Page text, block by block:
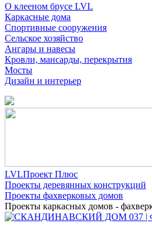
О клееном брусе LVL
Каркасные дома
Спортивные сооружения
Сельское хозяйство
Ангары и навесы
Кровли, мансарды, перекрытия
Мосты
Дизайн и интерьер
LVLПроект Плюс
Проекты деревянных конструкций
Проекты фахверковых домов
Проекты каркасных домов -